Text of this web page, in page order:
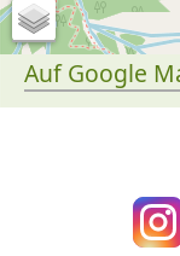
Auf Google